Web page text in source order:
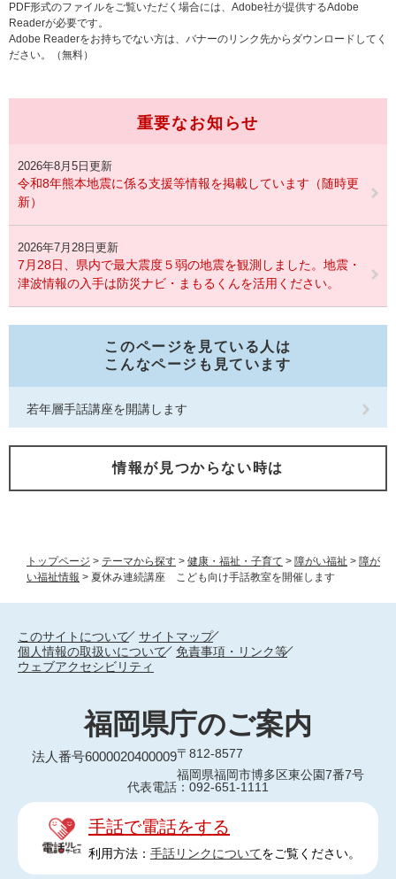
トップページ > テーマから探す > 健康・福祉・子育て > 障がい福祉 > 障が
い福祉情報 > 夏休み連続講座 こども向け手話教室を開催します
PDF形式のファイルをご覧いただく場合には、Adobe社が提供するAdobe
Readerが必要です。
Adobe Readerをお持ちでない方は、バナーのリンク先からダウンロードしてく
ださい。（無料）
重要なお知らせ
2026年8月5日更新
令和8年熊本地震に係る支援等情報を掲載しています（随時更
新）
2026年7月28日更新
7月28日、県内で最大震度５弱の地震を観測しました。地震・
津波情報の入手は防災ナビ・まもるくんを活用ください。
このページを見ている人は
こんなページも見ています
若年層手話講座を開講します
情報が見つからない時は
このサイトについて
サイトマップ
個人情報の取扱いについて
免責事項・リンク等
ウェブアクセシビリティ
福岡県庁のご案内
法人番号6000020400009〒812-8577
福岡県福岡市博多区東公園7番7号
代表電話：092-651-1111
手話で電話をする
利用方法： 手話リンクについてをご覧ください。